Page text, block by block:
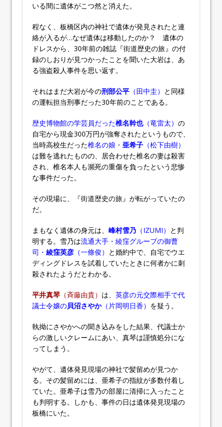
いる間に遺体がこつ然と消えた。
程なく、板橋区内の神社で遺体が発見されたと連
絡が入るが…なぜ遺体は移動したのか？ 遺体の
ドレスから、30年前の雑誌『街道歴史の旅』の付
録のしおりが見つかったことを聞いた大岩は、あ
る強盗殺人事件を思い返す。
それはまだ大岩が今の刑部公平 （田中圭） と同様
の運転担当刑事だった30年前のことである。
歴史博物館の学芸員だった椎名幹也（竜雷太） の
自宅から現金300万円が強奪されたというもので、
当時高校生だった椎名の娘・ 亜希子 （松下由樹）
は難を逃れたものの、居合わせた椎名の妻は殺害
され、椎名本人も瀕死の重傷を負ったという悲惨
な事件だった。
その現場に、『街道歴史の旅』が転がっていたの
だ。
まもなく遺体の身元は、 峰村雪乃 （IZUMI） と判
明する。雪乃は流通大手・綾窪グループの御曹
司・ 綾窪英彦 （一條俊） と婚約中で、自宅でウエ
ディングドレスを試着していたときに何者かに刺
殺されたようだとわかる。
平井真琴 （斉藤由貴） は、 英彦の元交際相手で代
議士令嬢の貝沼さやか（片岡明日香） を疑う。
執拗にさやかへの聞き込みをした結果、代議士か
らの激しいクレームにあい、真琴は謹慎処分にな
ってしまう。
やがて、遺体発見現場の神社で髪留めが見つか
る。その髪留めには、亜希子の指紋が多数付着し
ていた。亜希子は雪乃の部屋に清掃に入ったこと
も判明する。しかも、事件の日は遺体発見現場の
板橋にいた。